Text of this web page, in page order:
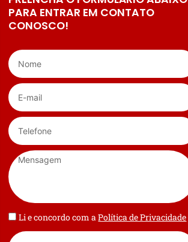
PARA ENTRAR EM CONTATO
CONOSCO!
Li e concordo com aPolítica de Privacidade